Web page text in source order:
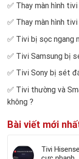
✅ Thay màn hình
✅ Thay màn hình
✅ Tivi bị sọc ngang
✅ Tivi Samsung bị
✅ Tivi Sony bị sét
✅ Tivi thường và
không ?
Bài viết mới
Tivi